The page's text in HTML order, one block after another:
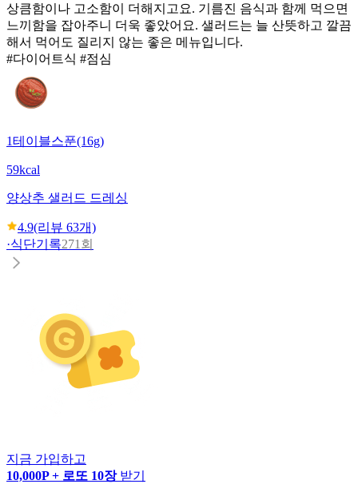
상큼함이나 고소함이 더해지고요. 기름진 음식과 함께 먹으면
느끼함을 잡아주니 더욱 좋았어요. 샐러드는 늘 산뜻하고 깔끔
해서 먹어도 질리지 않는 좋은 메뉴입니다.
#다이어트식 #점심
1테이블스푼(16g)
59kcal
양상추 샐러드 드레싱
4.9(리뷰 63개)
·식단기록271회
지금 가입하고
10,000P + 로또 10장 받기